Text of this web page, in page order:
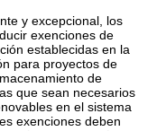
y excepcional, los
exenciones de
establecidas en la
para proyectos de
de
que sean necesarios
en el sistema
exenciones deben